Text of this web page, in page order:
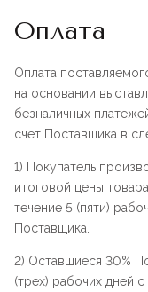
Оплата
Оплата
на основании
безналичных
счет Поставщика в
1) Покупатель
итоговой цены
течение 5 (пяти)
Поставщика.
2) Оставшиеся 30%
(трех) рабочих дней